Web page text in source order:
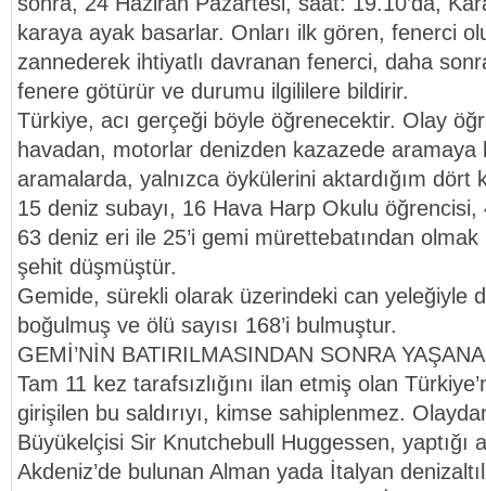
karaya ayak basarlar. Onları ilk gören, fenerci
zannederek ihtiyatlı davranan fenerci, daha
fenere götürür ve durumu ilgililere bildirir.
Türkiye, acı gerçeği böyle öğrenecektir. Olay
havadan, motorlar denizden kazazede
aramalarda, yalnızca öykülerini aktardığım dört
15 deniz subayı, 16 Hava Harp Okulu öğrencisi,
63 deniz eri ile 25’i gemi mürettebatından
şehit düşmüştür.
Gemide, sürekli olarak üzerindeki can yeleğiyle
boğulmuş ve ölü sayısı 168’i bulmuştur.
GEMİ’NİN BATIRILMASINDAN SONRA
Tam 11 kez tarafsızlığını ilan etmiş olan
girişilen bu saldırıyı, kimse sahiplenmez.
Büyükelçisi Sir Knutchebull Huggessen, yaptığı
Akdeniz’de bulunan Alman yada İtalyan